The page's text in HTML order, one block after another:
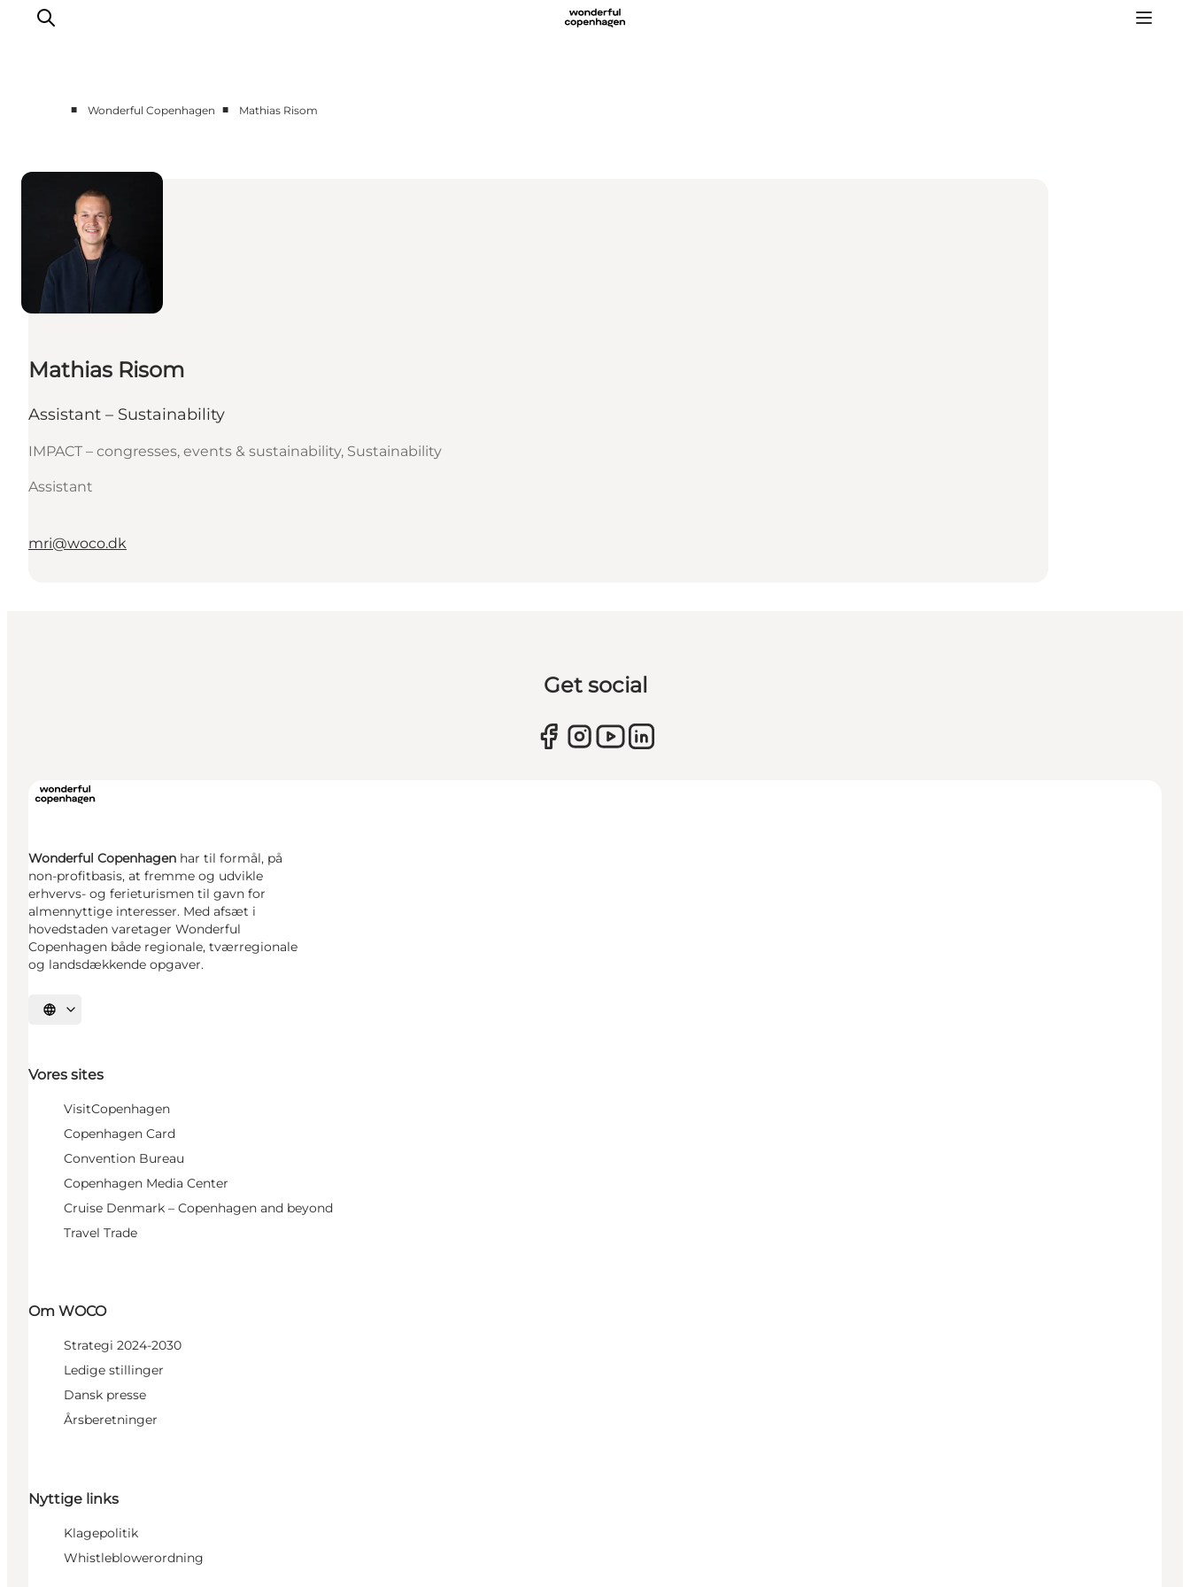
Samarbejd med os
Turismeviden
Om Wonderful Copenhagen
■ Wonderful Copenhagen ■ Mathias Risom
Mathias Risom
Assistant – Sustainability
IMPACT – congresses, events & sustainability, Sustainability
Assistant
mri@woco.dk
Get social
Wonderful Copenhagen har til formål, på
non-profitbasis, at fremme og udvikle
erhvervs- og ferieturismen til gavn for
almennyttige interesser. Med afsæt i
hovedstaden varetager Wonderful
Copenhagen både regionale, tværregionale
og landsdækkende opgaver.
Vælg sprog
Vores sites
VisitCopenhagen
Copenhagen Card
Convention Bureau
Copenhagen Media Center
Cruise Denmark – Copenhagen and beyond
Travel Trade
Om WOCO
Strategi 2024-2030
Ledige stillinger
Dansk presse
Årsberetninger
Nyttige links
Klagepolitik
Whistleblowerordning